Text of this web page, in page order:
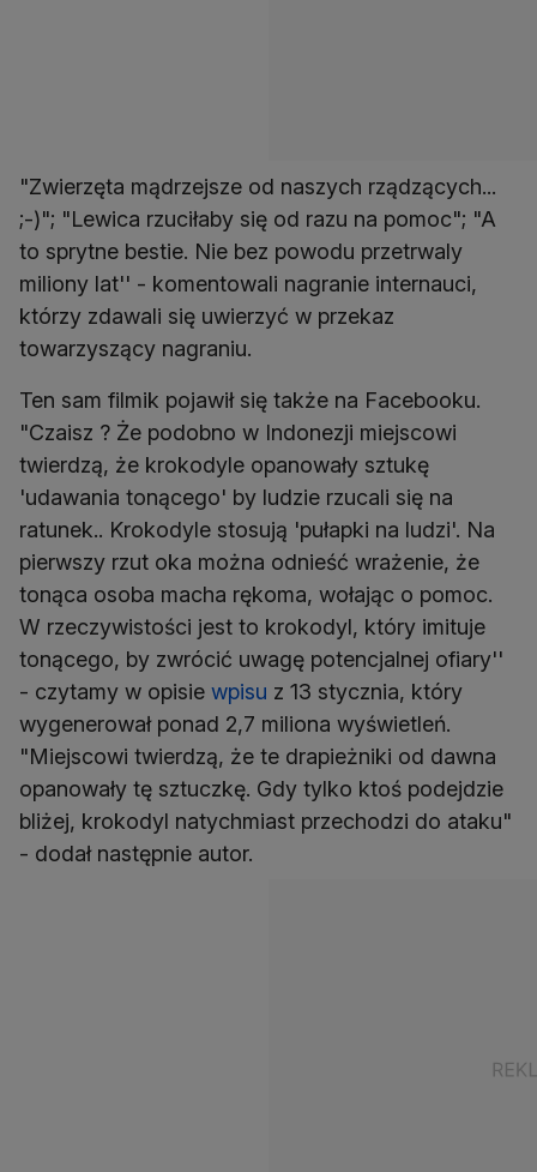
"Zwierzęta mądrzejsze od naszych rządzących...
;-)"; "Lewica rzuciłaby się od razu na pomoc"; "A
to sprytne bestie. Nie bez powodu przetrwaly
miliony lat'' - komentowali nagranie internauci,
którzy zdawali się uwierzyć w przekaz
towarzyszący nagraniu.
Ten sam filmik pojawił się także na Facebooku.
"Czaisz ? Że podobno w Indonezji miejscowi
twierdzą, że krokodyle opanowały sztukę
'udawania tonącego' by ludzie rzucali się na
ratunek.. Krokodyle stosują 'pułapki na ludzi'. Na
pierwszy rzut oka można odnieść wrażenie, że
tonąca osoba macha rękoma, wołając o pomoc.
W rzeczywistości jest to krokodyl, który imituje
tonącego, by zwrócić uwagę potencjalnej ofiary''
- czytamy w opisie wpisu z 13 stycznia, który
wygenerował ponad 2,7 miliona wyświetleń.
"Miejscowi twierdzą, że te drapieżniki od dawna
opanowały tę sztuczkę. Gdy tylko ktoś podejdzie
bliżej, krokodyl natychmiast przechodzi do ataku"
- dodał następnie autor.